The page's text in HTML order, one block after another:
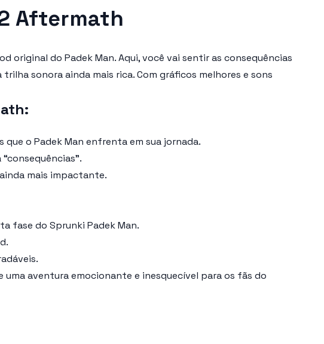
Aftermath
do Padek Man. Aqui, você vai sentir as consequências
sonora ainda mais rica. Com gráficos melhores e sons
o Padek Man enfrenta em sua jornada.
mais impactante.
fase do Sprunki Padek Man.
uma aventura emocionante e inesquecível para os fãs do